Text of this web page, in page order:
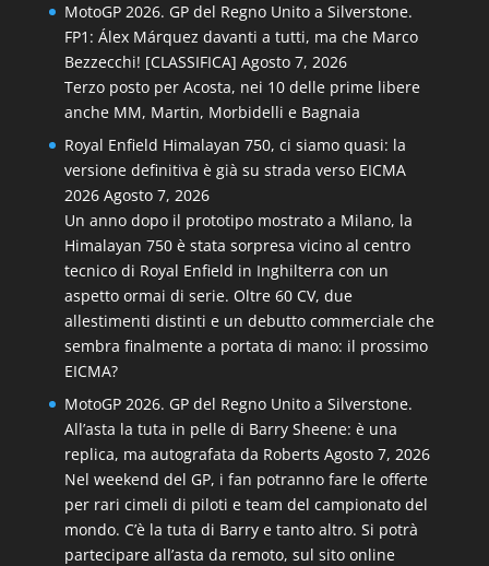
MotoGP 2026. GP del Regno Unito a Silverstone.
FP1: Álex Márquez davanti a tutti, ma che Marco
Bezzecchi! [CLASSIFICA] Agosto 7, 2026
Terzo posto per Acosta, nei 10 delle prime libere
anche MM, Martin, Morbidelli e Bagnaia
Royal Enfield Himalayan 750, ci siamo quasi: la
versione definitiva è già su strada verso EICMA
2026 Agosto 7, 2026
Un anno dopo il prototipo mostrato a Milano, la
Himalayan 750 è stata sorpresa vicino al centro
tecnico di Royal Enfield in Inghilterra con un
aspetto ormai di serie. Oltre 60 CV, due
allestimenti distinti e un debutto commerciale che
sembra finalmente a portata di mano: il prossimo
EICMA?
MotoGP 2026. GP del Regno Unito a Silverstone.
All’asta la tuta in pelle di Barry Sheene: è una
replica, ma autografata da Roberts Agosto 7, 2026
Nel weekend del GP, i fan potranno fare le offerte
per rari cimeli di piloti e team del campionato del
mondo. C’è la tuta di Barry e tanto altro. Si potrà
partecipare all’asta da remoto, sul sito online